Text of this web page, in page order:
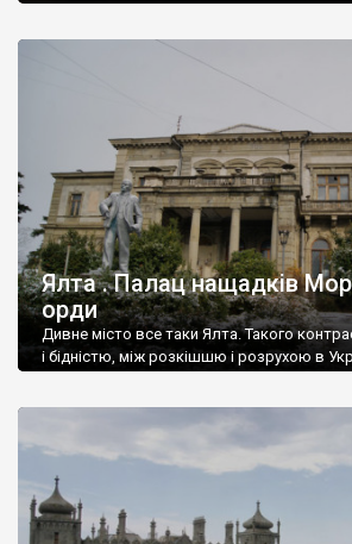
Ялта . Палац нащадків
орди
Дивне місто все таки Ялта. Такого
і бідністю, між розкішшю і розрухою в